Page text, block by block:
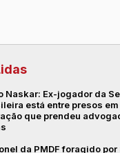
Naskar: Ex-jogador da
está entre presos em
que prendeu
da PMDF foragido por